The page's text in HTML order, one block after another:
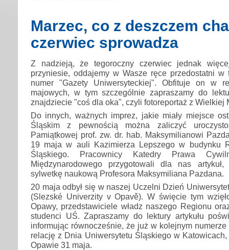
Marzec, co z deszczem
czerwiec sprowadza
Z nadzieją, że tegoroczny czerwiec jednak
przyniesie, oddajemy w Wasze ręce przedostatni w
numer "Gazety Uniwersyteckiej". Obfituje on w
majowych, w tym szczególnie zapraszamy do
znajdziecie "coś dla oka", czyli fotoreportaż z Wielkiej
Do innych, ważnych imprez, jakie miały miejsce
Śląskim z pewnością można zaliczyć
Pamiątkowej prof. zw. dr. hab. Maksymilianowi
19 maja w auli Kazimierza Lepszego w budynku
Śląskiego. Pracownicy Katedry Prawa
Międzynarodowego przygotowali dla nas
sylwetkę naukową Profesora Maksymiliana Pazdana.
20 maja odbył się w naszej Uczelni Dzień
(Slezské Univerzity v Opavě). W święcie tym
Opawy, przedstawiciele władz naszego Regionu
studenci UŚ. Zapraszamy do lektury artykułu
informując równocześnie, że już w kolejnym numerze
relację z Dnia Uniwersytetu Śląskiego w
Opawie 31 maja.